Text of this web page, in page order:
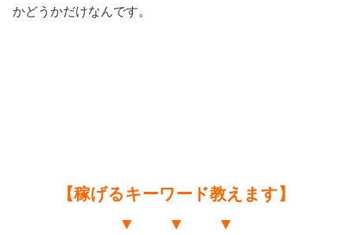
かどうかだけなんです。
【稼げるキーワード教えます】
▼ ▼ ▼